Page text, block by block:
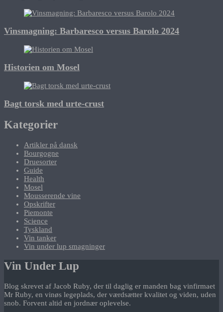
Vinsmagning: Barbaresco versus Barolo 2024
Historien om Mosel
Bagt torsk med urte-crust
Kategorier
Artikler på dansk
Bourgogne
Druesorter
Guide
Health
Mosel
Mousserende vine
Opskrifter
Piemonte
Science
Tyskland
Vin tanker
Vin under lup smagninger
Vin Under Lup
Blog skrevet af Jacob Ruby, der til daglig er manden bag vinfirmaet
Mr Ruby, en vinøs legeplads, der værdsætter kvalitet og viden, uden
snob. Forvent altid en jordnær oplevelse.